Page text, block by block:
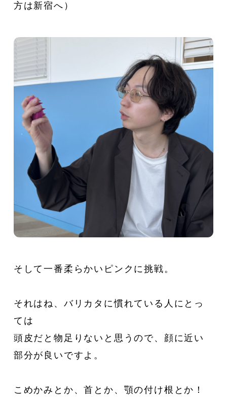
方は新宿へ）
そして一番柔らかいピンクに挑戦。
それはね、バリカタに慣れている人にとっ
ては
頭皮だと物足りないと思うので、顔に近い
部分が良いですよ。
こめかみとか、首とか、顎の付け根とか！